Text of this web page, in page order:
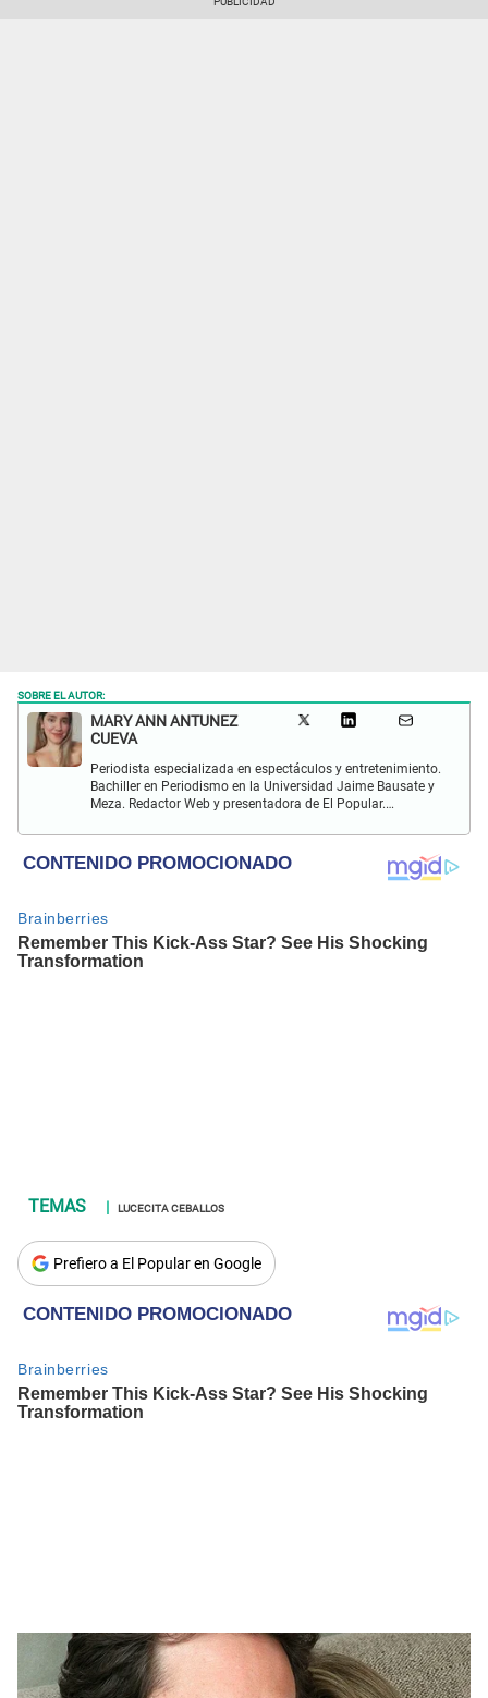
SOBRE EL AUTOR:
MARY ANN ANTUNEZ
CUEVA
Periodista especializada en espectáculos y entretenimiento.
Bachiller en Periodismo en la Universidad Jaime Bausate y
Meza. Redactor Web y presentadora de El Popular.
y espectáculos internacional.
LUCECITA CEBALLOS
Prefiero a El Popular en Google